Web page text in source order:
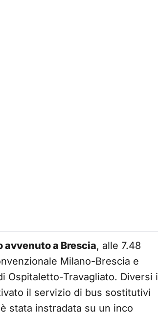
a Brescia, alle 7.48
Milano-Brescia e
Ospitaletto-Travagliato. Diversi i
il servizio di bus sostitutivi
stata instradata su un inco